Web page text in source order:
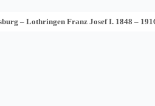
– Lothringen Franz Josef I. 1848 –